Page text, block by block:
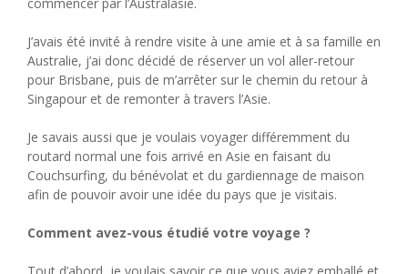
commencer par l’Australasie.
J’avais été invité à rendre visite à une amie et à sa famille en
Australie, j’ai donc décidé de réserver un vol aller-retour
pour Brisbane, puis de m’arrêter sur le chemin du retour à
Singapour et de remonter à travers l’Asie.
Je savais aussi que je voulais voyager différemment du
routard normal une fois arrivé en Asie en faisant du
Couchsurfing, du bénévolat et du gardiennage de maison
afin de pouvoir avoir une idée du pays que je visitais.
Comment avez-vous étudié votre voyage ?